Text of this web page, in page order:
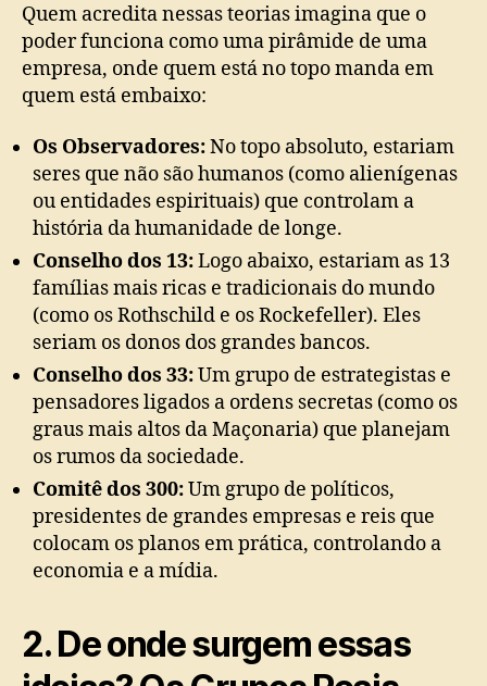
Quem acredita nessas teorias imagina que o
poder funciona como uma pirâmide de uma
empresa, onde quem está no topo manda em
quem está embaixo:
Os Observadores:No topo absoluto, estariam
seres que não são humanos (como alienígenas
ou entidades espirituais) que controlam a
história da humanidade de longe.
Conselho dos 13:Logo abaixo, estariam as 13
famílias mais ricas e tradicionais do mundo
(como os Rothschild e os Rockefeller). Eles
seriam os donos dos grandes bancos.
Conselho dos 33:Um grupo de estrategistas e
pensadores ligados a ordens secretas (como os
graus mais altos da Maçonaria) que planejam
os rumos da sociedade.
Comitê dos 300:Um grupo de políticos,
presidentes de grandes empresas e reis que
colocam os planos em prática, controlando a
economia e a mídia.
2. De onde surgem essas